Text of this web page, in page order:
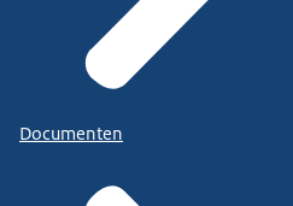
Documenten